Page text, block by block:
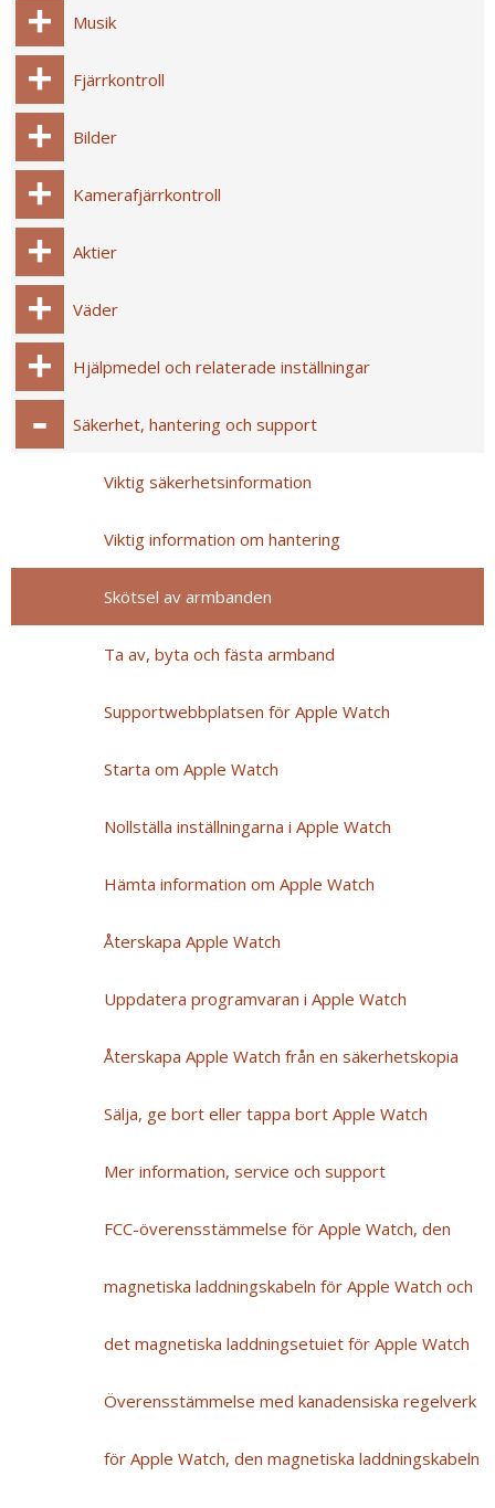
Musik
Fjärrkontroll
Bilder
Kamerafjärrkontroll
Aktier
Väder
Hjälpmedel och relaterade inställningar
Säkerhet, hantering och support
Viktig säkerhetsinformation
Viktig information om hantering
Skötsel av armbanden
Ta av, byta och fästa armband
Supportwebbplatsen för Apple Watch
Starta om Apple Watch
Nollställa inställningarna i Apple Watch
Hämta information om Apple Watch
Återskapa Apple Watch
Uppdatera programvaran i Apple Watch
Återskapa Apple Watch från en säkerhetskopia
Sälja, ge bort eller tappa bort Apple Watch
Mer information, service och support
FCC-överensstämmelse för Apple Watch, den
magnetiska laddningskabeln för Apple Watch och
det magnetiska laddningsetuiet för Apple Watch
Överensstämmelse med kanadensiska regelverk
för Apple Watch, den magnetiska laddningskabeln